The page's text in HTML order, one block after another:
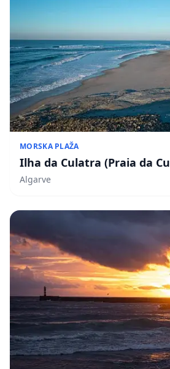
MORSKA PLAŽA
Ilha da Culatra (Praia da
Algarve